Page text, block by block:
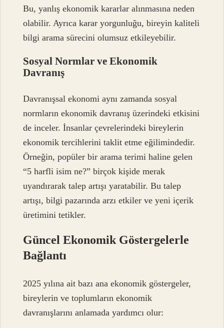
Bu, yanlış ekonomik kararlar alınmasına neden
olabilir. Ayrıca karar yorgunluğu, bireyin kaliteli
bilgi arama sürecini olumsuz etkileyebilir.
Sosyal Normlar ve Ekonomik
Davranış
Davranışsal ekonomi aynı zamanda sosyal
normların ekonomik davranış üzerindeki etkisini
de inceler. İnsanlar çevrelerindeki bireylerin
ekonomik tercihlerini taklit etme eğilimindedir.
Örneğin, popüler bir arama terimi haline gelen
“5 harfli isim ne?” birçok kişide merak
uyandırarak talep artışı yaratabilir. Bu talep
artışı, bilgi pazarında arzı etkiler ve yeni içerik
üretimini tetikler.
Güncel Ekonomik Göstergelerle
Bağlantı
2025 yılına ait bazı ana ekonomik göstergeler,
bireylerin ve toplumların ekonomik
davranışlarını anlamada yardımcı olur: